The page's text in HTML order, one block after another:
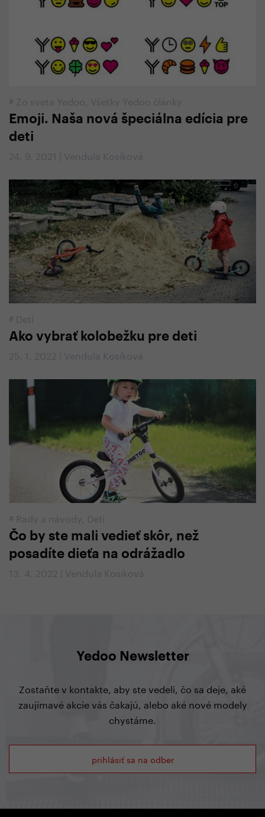
# Zo sveta Yedoo Všetky Yedoo články
Emoji. Naša nová špeciálna edícia pre
deti
24. 9. 2021 | Vendula Kosíková
# Deti
Ako vybrať kolobežku pre deti
25. 1. 2022 | Vendula Kosíková
# Rady a návody Deti
Čo by ste mali vedieť skôr, než
posadíte dieťa na odrážadlo
13. 4. 2022 | Vendula Kosíková
Yedoo Newsletter
Zostaňte v kontakte, aby ste vedeli, čo sa deje, aké
zaujímavé akcie vás čakajú, alebo aké nové modely
chystáme.
prihlásiť sa na odber